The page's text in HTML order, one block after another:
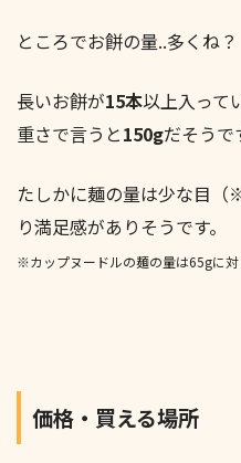
ところでお餅の量..多くね？
長いお餅が15本以上入って
重さで言うと150gだそうで
たしかに麺の量は少な目
り満足感がありそうです。
※カップヌードルの麺の量は65gに
価格・買える場所